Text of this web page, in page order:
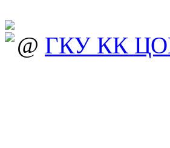
@ ГКУ КК